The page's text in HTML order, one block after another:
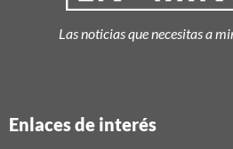
Las noticias que necesitas a
Enlaces de interés